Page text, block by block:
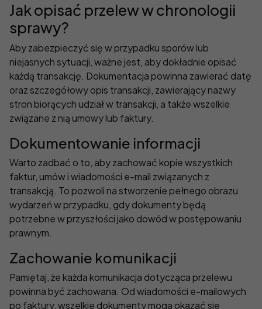
Jak opisać przelew w chronologii
sprawy?
Aby zabezpieczyć się w przypadku sporów lub
niejasnych sytuacji, ważne jest, aby dokładnie opisać
każdą transakcję. Dokumentacja powinna zawierać datę
oraz szczegółowy opis transakcji, zawierający nazwy
stron biorących udział w transakcji, a także wszelkie
związane z nią umowy lub faktury.
Dokumentowanie informacji
Warto zadbać o to, aby zachować kopie wszystkich
faktur, umów i wiadomości e-mail związanych z
transakcją. To pozwoli na stworzenie pełnego obrazu
wydarzeń w przypadku, gdy dokumenty będą
potrzebne w przyszłości jako dowód w postępowaniu
prawnym.
Zachowanie komunikacji
Pamiętaj, że każda komunikacja dotycząca przelewu
powinna być zachowana. Od wiadomości e-mailowych
po faktury, wszelkie dokumenty mogą okazać się